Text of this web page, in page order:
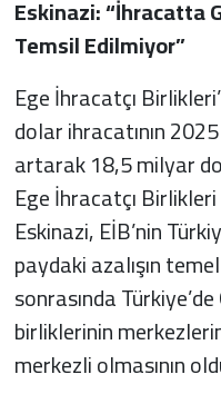
Eskinazi: “İhracatta
Temsil Edilmiyor”
Ege İhracatçı
dolar ihracatının
artarak 18,5 milyar
Ege İhracatçı
Eskinazi, EİB’nin
paydaki azalışın
sonrasında
birliklerinin
merkezli olmasının